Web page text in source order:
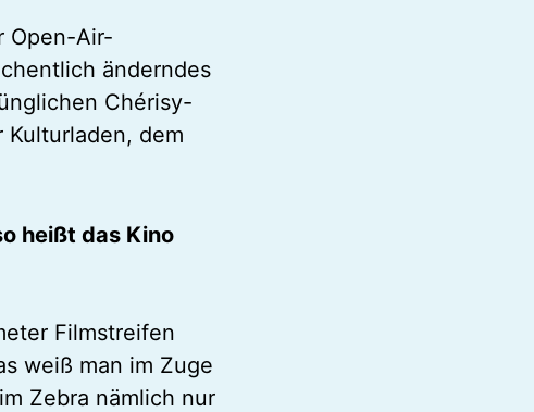
Open-Air-
änderndes
Chérisy-
dem
heißt das Kino
Filmstreifen
weiß man im Zuge
Zebra nämlich nur